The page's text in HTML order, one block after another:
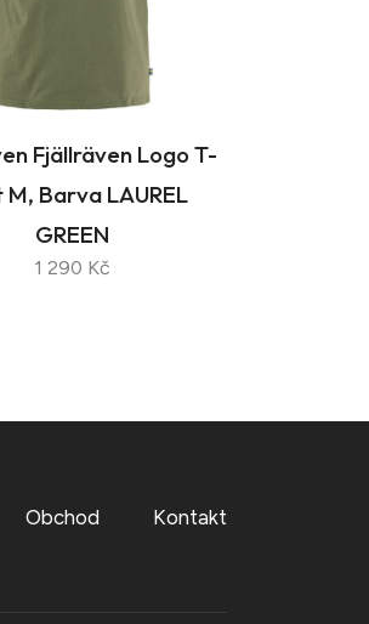
Fjällräven Logo T-
Barva LAUREL
GREEN
1 290 Kč
Obchod Kontakt